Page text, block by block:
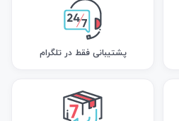
پشتیبانی فقط در تلگرام